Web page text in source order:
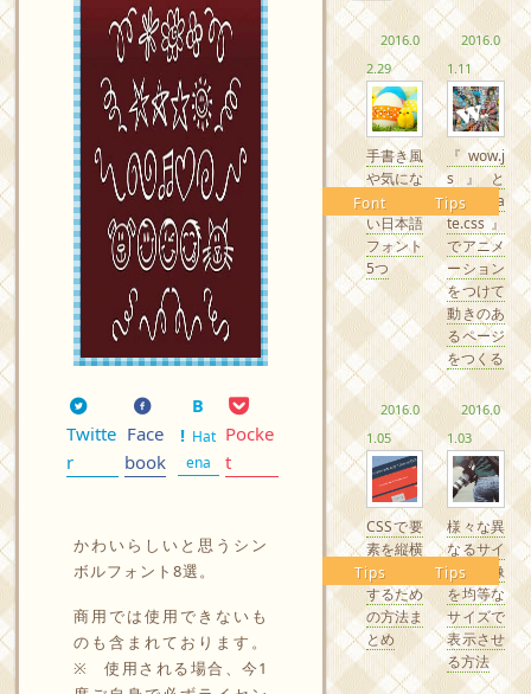
Twitte
r
Face
book
Hat
ena
Pocke
t
かわいらしいと思うシン
ボルフォント8選。
商用では使用できないも
のも含まれております。
※ 使用される場合、今1
2016.0
2.29
Font
手書き風
や気にな
るかわい
い日本語
フォント
5つ
2016.0
1.11
Tips
『wow.j
s』と
『Anima
te.css』
でアニメ
ーション
をつけて
動きのあ
るページ
をつくる
2016.0
1.05
Tips
CSSで要
素を縦横
中央配置
するため
の方法ま
とめ
2016.0
1.03
Tips
様々な異
なるサイ
ズの画像
を均等な
サイズで
表示させ
る方法